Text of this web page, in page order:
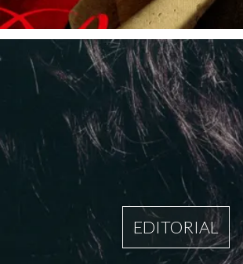
EDITORIAL